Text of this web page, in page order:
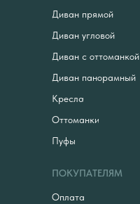
ПОКУПАТЕЛЯМ
Оплата
Диван прямой
Диван угловой
Диван с оттоманкой
Диван панорамный
Кресла
Оттоманки
Пуфы